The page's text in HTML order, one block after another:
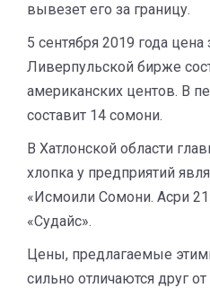
вывезет его за границу.
5 сентября 2019 года цена
Ливерпульской бирже
американских центов. В
составит 14 сомони.
В Хатлонской области
хлопка у предприятий
«Исмоили Сомони. Асри
«Судайс».
Цены, предлагаемые
сильно отличаются друг от